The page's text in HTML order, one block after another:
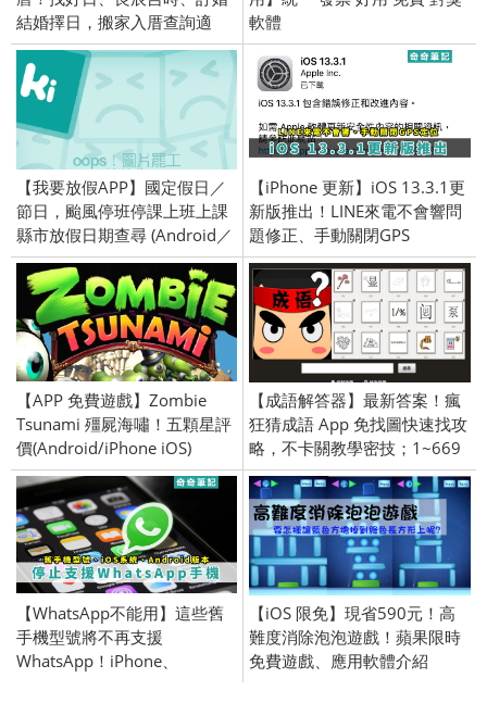
結婚擇日，搬家入厝查詢適
用！(Android／iPhone iOS)
軟體
【我要放假APP】國定假日／
節日，颱風停班停課上班上課
縣市放假日期查尋 (Android／
iPhone iOS)
【iPhone 更新】iOS 13.3.1更
新版推出！LINE來電不會響問
題修正、手動關閉GPS
【APP 免費遊戲】Zombie
Tsunami 殭屍海嘯！五顆星評
價(Android/iPhone iOS)
【成語解答器】最新答案！瘋
狂猜成語 App 免找圖快速找攻
略，不卡關教學密技；1~669
關，打關鍵字就跑出來/ iOS
Android
【WhatsApp不能用】這些舊
手機型號將不再支援
WhatsApp！iPhone、
【iOS 限免】現省590元！高
難度消除泡泡遊戲！蘋果限時
免費遊戲、應用軟體介紹